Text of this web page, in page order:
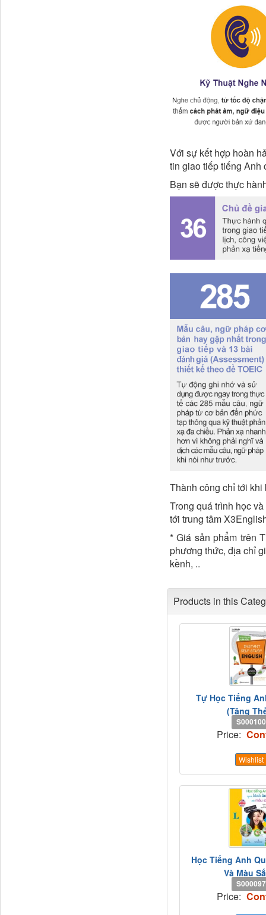
Với sự kết hợp hoàn
tin giao tiếp tiếng Anh
Bạn sẽ được thực
Thành công chỉ tới
Trong quá trình học
tới trung tâm
* Giá sản phẩm trên
phương thức, địa chỉ
kềnh, ..
Products in this
Tự Học Tiếng
(Tặng
S000100
Price:
Wishlist
Học Tiếng Anh
Và Màu
S000097
Price: